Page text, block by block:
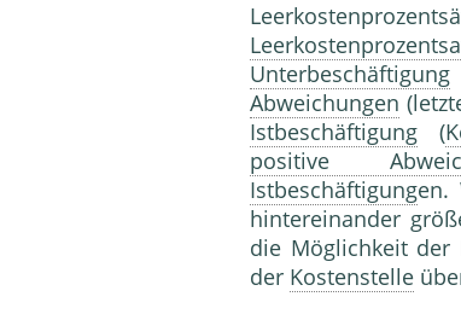
Unterbeschäftigung
Abweichungen
Istbeschäftigung (
positive
Istbeschäftigungen.
hintereinander
die Möglichkeit
der Kostenstelle